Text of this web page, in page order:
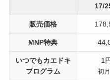
17/
販売価格
MNP特典 -
いつでもカエドキ
プログラム
1
初